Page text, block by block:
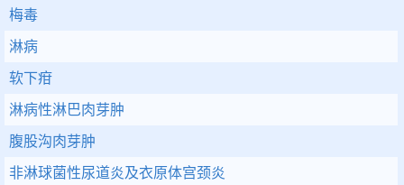
梅毒
淋病
软下疳
淋病性淋巴肉芽肿
腹股沟肉芽肿
非淋球菌性尿道炎及衣原体宫颈炎